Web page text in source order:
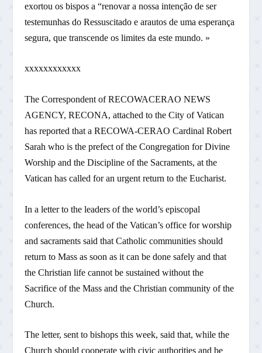
exortou os bispos a “renovar a nossa intenção de ser
testemunhas do Ressuscitado e arautos de uma esperança
segura, que transcende os limites da este mundo. »
xxxxxxxxxxxx
The Correspondent of RECOWACERAO NEWS
AGENCY, RECONA, attached to the City of Vatican
has reported that a RECOWA-CERAO Cardinal Robert
Sarah who is the prefect of the Congregation for Divine
Worship and the Discipline of the Sacraments, at the
Vatican has called for an urgent return to the Eucharist.
In a letter to the leaders of the world’s episcopal
conferences, the head of the Vatican’s office for worship
and sacraments said that Catholic communities should
return to Mass as soon as it can be done safely and that
the Christian life cannot be sustained without the
Sacrifice of the Mass and the Christian community of the
Church.
The letter, sent to bishops this week, said that, while the
Church should cooperate with civic authorities and be